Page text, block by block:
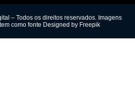
– Todos os direitos reservados. Imagens
como fonte Designed by Freepik